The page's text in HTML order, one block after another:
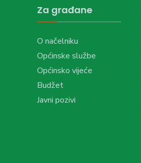
Za građane
O načelniku
Općinske službe
Općinsko vijeće
Budžet
Javni pozivi